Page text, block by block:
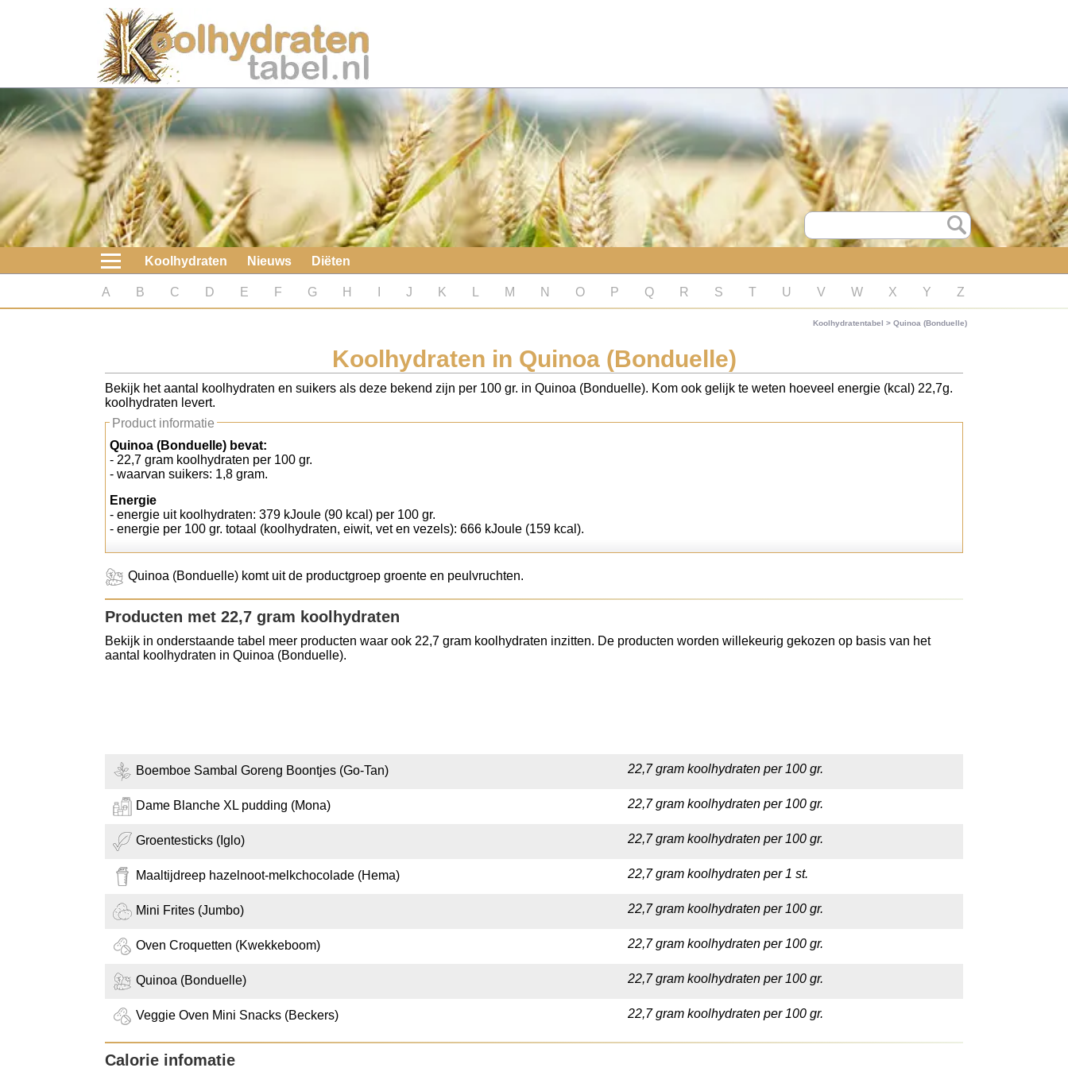
Koolhydraten
Nieuws
Koolhydraatarme diëten
Boeken
koolhydraatarme diëten
Diabetes test
Koolhydraten tellen
Koolhydraten Nieuws Diëten
A B C D E F G H J K M N O P Q R S T U V W X Y Z
Koolhydratentabel > Quinoa (Bonduelle)
Koolhydraten in Quinoa (Bonduelle)
Bekijk het aantal koolhydraten en suikers als deze bekend zijn per 100 gr. in Quinoa (Bonduelle). Kom ook gelijk te weten hoeveel energie (kcal) 22,7g.
koolhydraten levert.
Product informatie
Quinoa (Bonduelle) bevat:
- 22,7 gram koolhydraten per 100 gr.
- waarvan suikers: 1,8 gram.
Energie
- energie uit koolhydraten: 379 kJoule (90 kcal) per 100 gr.
- energie per 100 gr. totaal (koolhydraten, eiwit, vet en vezels): 666 kJoule (159 kcal).
Quinoa (Bonduelle) komt uit de productgroep groente en peulvruchten.
Producten met 22,7 gram koolhydraten
Bekijk in onderstaande tabel meer producten waar ook 22,7 gram koolhydraten inzitten. De producten worden willekeurig gekozen op basis van het
aantal koolhydraten in Quinoa (Bonduelle).
Boemboe Sambal Goreng Boontjes (Go-Tan) 22,7 gram koolhydraten per 100 gr.
Dame Blanche XL pudding (Mona) 22,7 gram koolhydraten per 100 gr.
Groentesticks (Iglo) 22,7 gram koolhydraten per 100 gr.
Maaltijdreep hazelnoot-melkchocolade (Hema) 22,7 gram koolhydraten per 1 st.
Mini Frites (Jumbo) 22,7 gram koolhydraten per 100 gr.
Oven Croquetten (Kwekkeboom) 22,7 gram koolhydraten per 100 gr.
Quinoa (Bonduelle) 22,7 gram koolhydraten per 100 gr.
Veggie Oven Mini Snacks (Beckers) 22,7 gram koolhydraten per 100 gr.
Calorie infomatie